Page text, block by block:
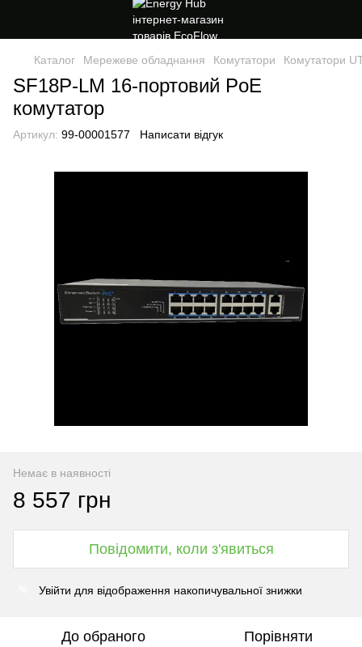
Каталог Мережеве обладнання Комутатори Комутатори
SF18P-LM 16-портовий PoE
комутатор
Артикул: 99-00001577 Написати відгук
Немає в наявності
8 557 грн
Повідомити, коли з'явиться
Увійти для відображення накопичувальної знижки
До обраного Порівняти